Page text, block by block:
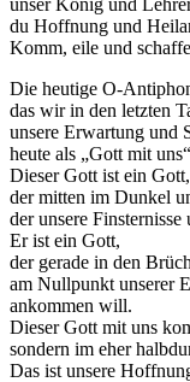
du Hoffnung und
Komm, eile und
Die heutige O-
das wir in den letzten
unsere Erwartung und
heute als „Gott mit
Dieser Gott ist ein
der mitten im Dunkel
der unsere
Er ist ein Gott,
der gerade in den
am Nullpunkt unserer
ankommen will.
Dieser Gott mit uns
sondern im eher
Das ist unsere